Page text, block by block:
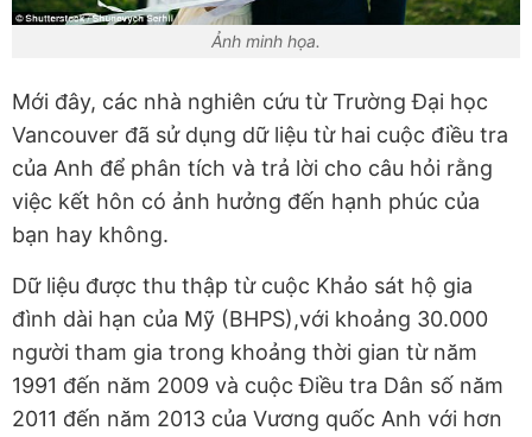
Ảnh minh họa.
Mới đây, các nhà nghiên cứu từ Trường Đại học
Vancouver đã sử dụng dữ liệu từ hai cuộc điều tra
của Anh để phân tích và trả lời cho câu hỏi rằng
việc kết hôn có ảnh hưởng đến hạnh phúc của
bạn hay không.
Dữ liệu được thu thập từ cuộc Khảo sát hộ gia
đình dài hạn của Mỹ (BHPS),với khoảng 30.000
người tham gia trong khoảng thời gian từ năm
1991 đến năm 2009 và cuộc Điều tra Dân số năm
2011 đến năm 2013 của Vương quốc Anh với hơn